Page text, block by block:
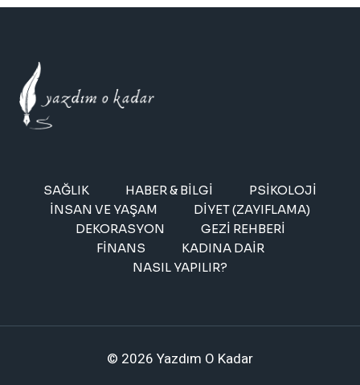
SAĞLIK HABER & BILGI
PSIKOLOJI
İNSAN VE YAŞAM
DIYET (ZAYIFLAMA)
DEKORASYON
GEZI REHBERI
FINANS
KADINA DAIR
NASIL YAPILIR?
© 2026 Yazdım O Kadar